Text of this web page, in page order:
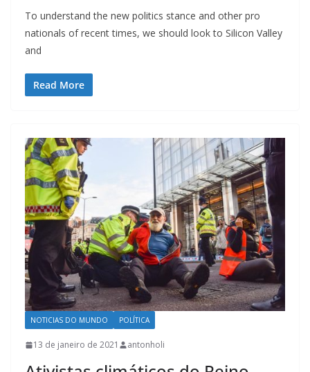
To understand the new politics stance and other pro
nationals of recent times, we should look to Silicon Valley
and
Read More
NOTICIAS DO MUNDO POLÍTICA
13 de janeiro de 2021 antonholi